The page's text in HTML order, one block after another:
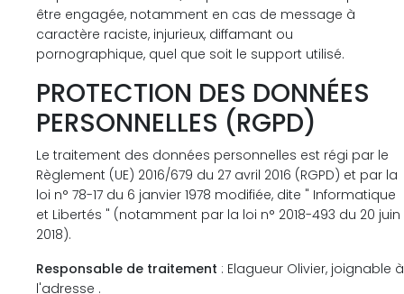
être engagée, notamment en cas de message à
caractère raciste, injurieux, diffamant ou
pornographique, quel que soit le support utilisé.
PROTECTION DES DONNÉES
PERSONNELLES (RGPD)
Le traitement des données personnelles est régi par le
Règlement (UE) 2016/679 du 27 avril 2016 (RGPD) et par la
loi n° 78-17 du 6 janvier 1978 modifiée, dite " Informatique
et Libertés " (notamment par la loi n° 2018-493 du 20 juin
2018).
Responsable de traitement : Elagueur Olivier, joignable à
l'adresse .